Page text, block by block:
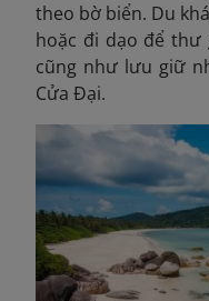
theo bờ biển. Du
hoặc đi dạo để thư
cũng như lưu giữ
Cửa Đại.